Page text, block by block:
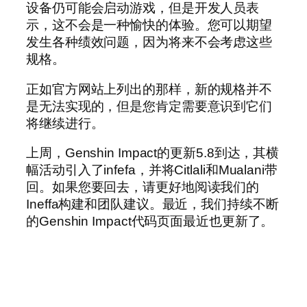
设备仍可能会启动游戏，但是开发人员表
示，这不会是一种愉快的体验。您可以期望
发生各种绩效问题，因为将来不会考虑这些
规格。
正如官方网站上列出的那样，新的规格并不
是无法实现的，但是您肯定需要意识到它们
将继续进行。
上周，Genshin Impact的更新5.8到达，其横
幅活动引入了infefa，并将Citlali和Mualani带
回。如果您要回去，请更好地阅读我们的
Ineffa构建和团队建议。最近，我们持续不断
的Genshin Impact代码页面最近也更新了。